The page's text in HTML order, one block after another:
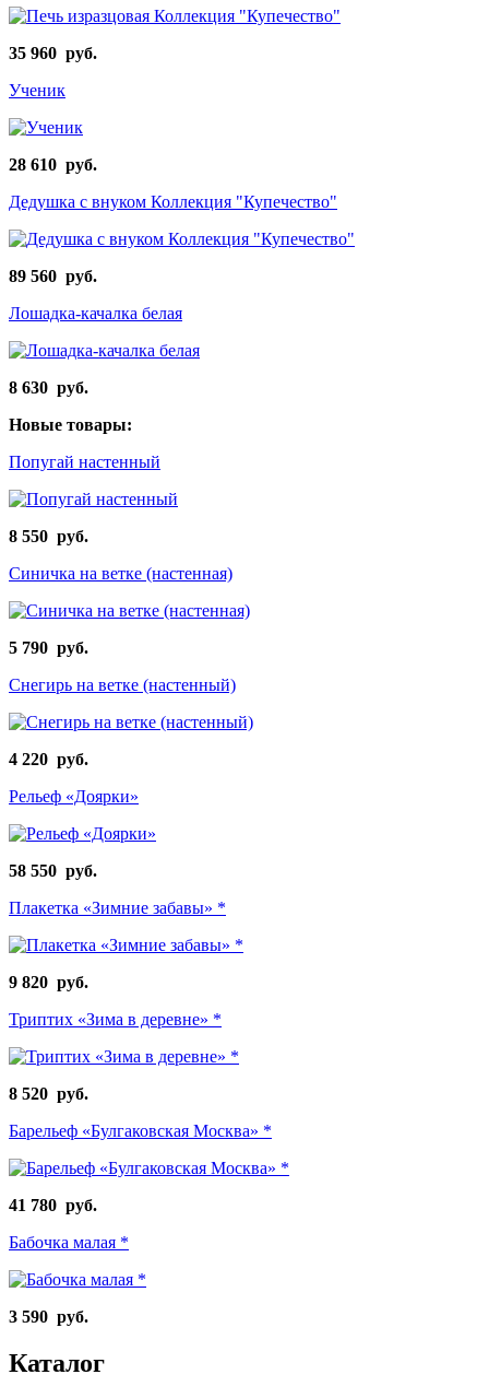
35 960 руб.
Ученик
28 610 руб.
Дедушка с внуком Коллекция "Купечество"
89 560 руб.
Лошадка-качалка белая
8 630 руб.
Новые товары:
Попугай настенный
8 550 руб.
Синичка на ветке (настенная)
5 790 руб.
Снегирь на ветке (настенный)
4 220 руб.
Рельеф «Доярки»
58 550 руб.
Плакетка «Зимние забавы» *
9 820 руб.
Триптих «Зима в деревне» *
8 520 руб.
Барельеф «Булгаковская Москва» *
41 780 руб.
Бабочка малая *
3 590 руб.
Каталог